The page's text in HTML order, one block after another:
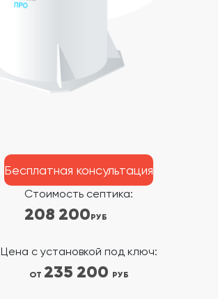
Стоимость септика:
208 200РУБ
Цена с установкой под ключ:
ОТ 235 200 РУБ
Бесплатная консультация